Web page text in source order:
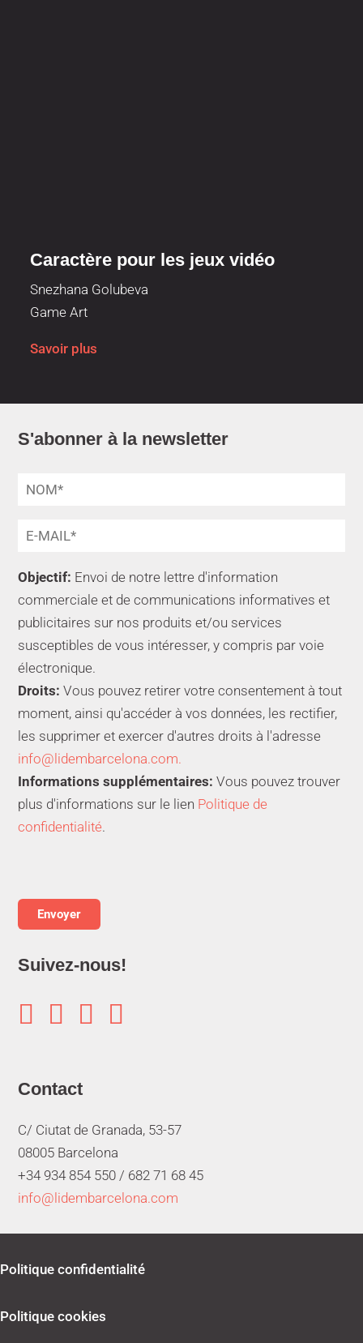
Caractère pour les jeux vidéo
Snezhana Golubeva
Game Art
Savoir plus
S'abonner à la newsletter
Objectif: Envoi de notre lettre d'information
commerciale et de communications informatives et
publicitaires sur nos produits et/ou services
susceptibles de vous intéresser, y compris par voie
électronique.
Droits: Vous pouvez retirer votre consentement à tout
moment, ainsi qu'accéder à vos données, les rectifier,
les supprimer et exercer d'autres droits à l'adresse
info@lidembarcelona.com.
Informations supplémentaires: Vous pouvez trouver
plus d'informations sur le lien Politique de
confidentialité.
Suivez-nous!
   
Contact
C/ Ciutat de Granada, 53-57
08005 Barcelona
+34 934 854 550 / 682 71 68 45
info@lidembarcelona.com
Politique confidentialité
Politique cookies